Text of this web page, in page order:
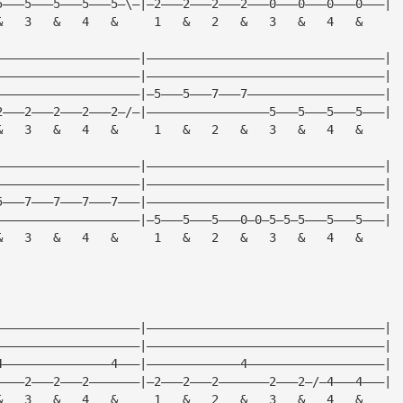
3   &   4   &     1   &   2   &   3   &   4   &
—|—————————————————5———5———5———5———|
3   &   4   &     1   &   2   &   3   &   4   &
3   &   4   &     1   &   2   &   3   &   4   &
—4———4———|
3   &   4   &     1   &   2   &   3   &   4   &